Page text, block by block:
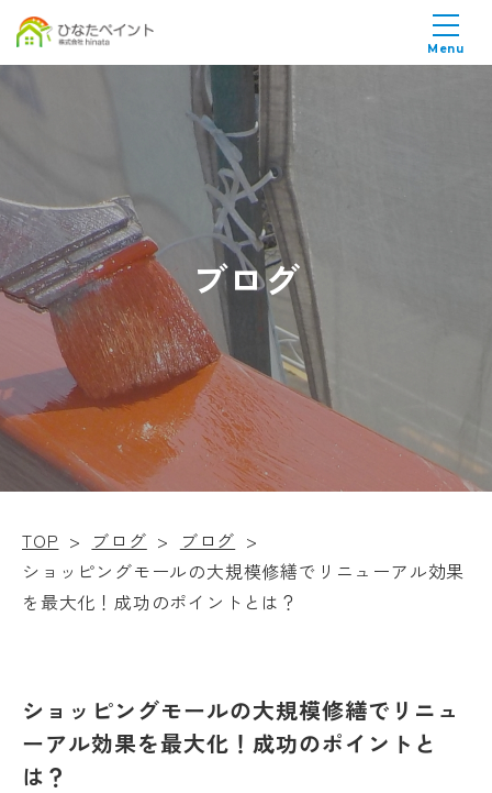
Menu
ブログ
TOP > ブログ > ブログ >
ショッピングモールの大規模修繕でリニューアル効果
を最大化！成功のポイントとは？
ショッピングモールの大規模修繕でリニュ
ーアル効果を最大化！成功のポイントと
は？